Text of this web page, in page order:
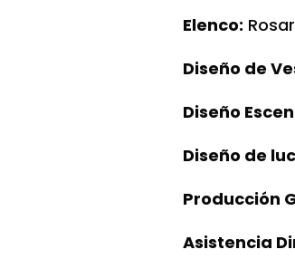
Elenco:
Diseño de
Diseño
Diseño de
Producción
Asistencia